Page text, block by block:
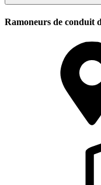
Ramoneurs de conduit